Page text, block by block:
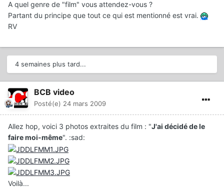
A quel genre de "film" vous attendez-vous ?
Partant du principe que tout ce qui est mentionné est vrai.
RV
4 semaines plus tard...
BCB video
Posté(e) 24 mars 2009
Allez hop, voici 3 photos extraites du film : "J'ai décidé de le
faire moi-même". :sad:
Voilà...